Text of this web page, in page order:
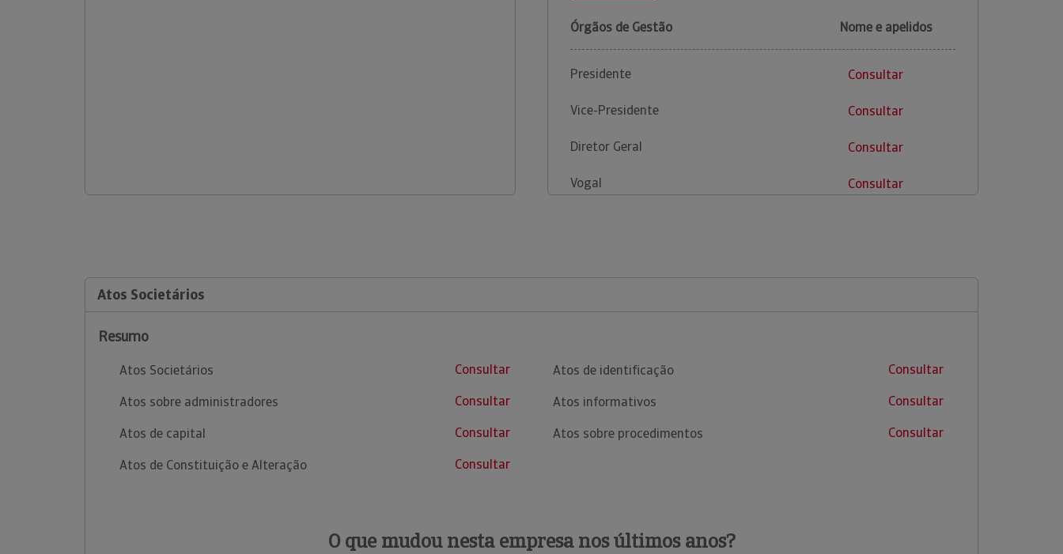
Órgãos de Gestão Nome e apelidos
Presidente Consultar
Vice-Presidente Consultar
Diretor Geral Consultar
Vogal Consultar
Atos Societários
Resumo
Atos Societários
Consultar
Atos sobre administradores
Consultar
Atos de capital
Consultar
Atos de Constituição e Alteração
Consultar
Atos de identificação
Consultar
Atos informativos
Consultar
Atos sobre procedimentos
Consultar
O que mudou nesta empresa nos últimos anos?